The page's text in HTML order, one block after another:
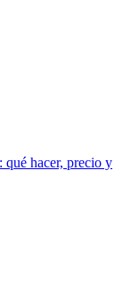
: qué hacer, precio y